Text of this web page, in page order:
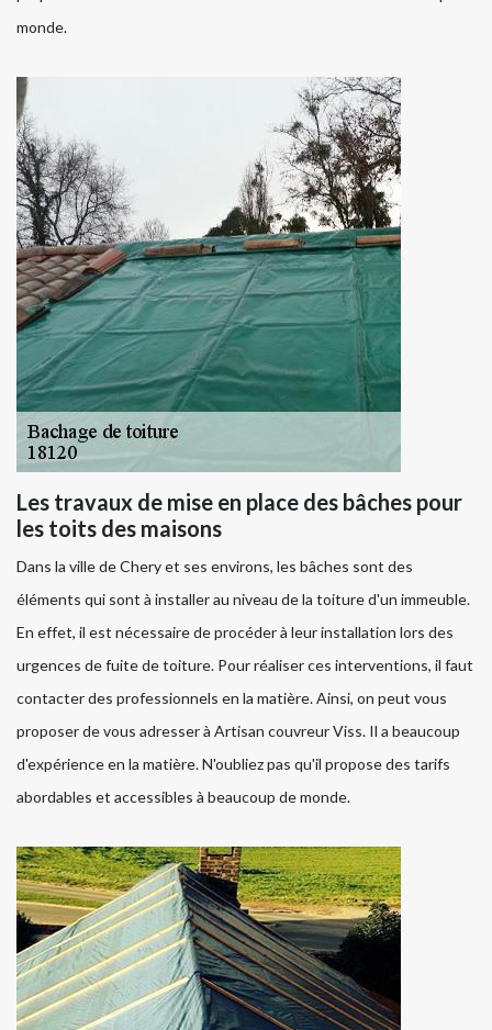
monde.
Les travaux de mise en place des bâches pour
les toits des maisons
Dans la ville de Chery et ses environs, les bâches sont des
éléments qui sont à installer au niveau de la toiture d'un immeuble.
En effet, il est nécessaire de procéder à leur installation lors des
urgences de fuite de toiture. Pour réaliser ces interventions, il faut
contacter des professionnels en la matière. Ainsi, on peut vous
proposer de vous adresser à Artisan couvreur Viss. Il a beaucoup
d'expérience en la matière. N'oubliez pas qu'il propose des tarifs
abordables et accessibles à beaucoup de monde.